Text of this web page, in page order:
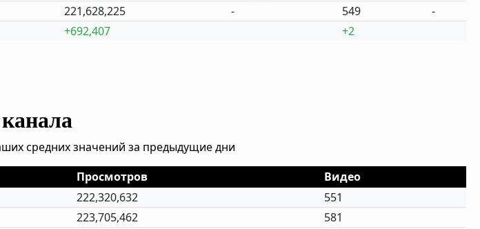
221,628,225 - 549
-
+692,407 +2
средних значений за предыдущие дни
Просмотров
Видео
222,320,632
551
223,705,462
581